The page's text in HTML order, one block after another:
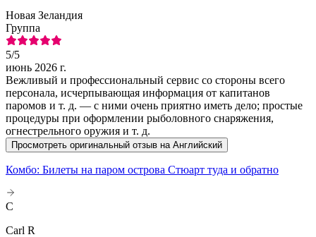
Новая Зеландия
Группа
5/5
июнь 2026 г.
Вежливый и профессиональный сервис со стороны всего
персонала, исчерпывающая информация от капитанов
паромов и т. д. — с ними очень приятно иметь дело; простые
процедуры при оформлении рыболовного снаряжения,
огнестрельного оружия и т. д.
Просмотреть оригинальный отзыв на Английский
Комбо: Билеты на паром острова Стюарт туда и обратно
C
Carl R